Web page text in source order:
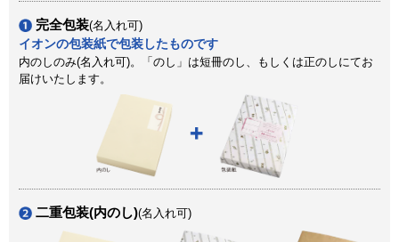
完全包装(名入れ可)
イオンの包装紙で包装したものです
内のしのみ(名入れ可)。「のし」は短冊のし、もしくは正のしにてお
届けいたします。
二重包装(内のし)(名入れ可)